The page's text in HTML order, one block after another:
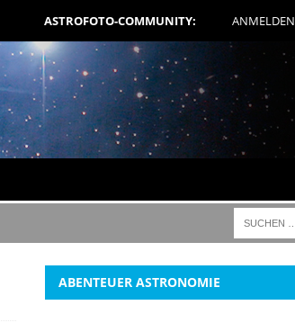
ASTROFOTO-COMMUNITY: ANMELDEN
ABENTEUER ASTRONOMIE